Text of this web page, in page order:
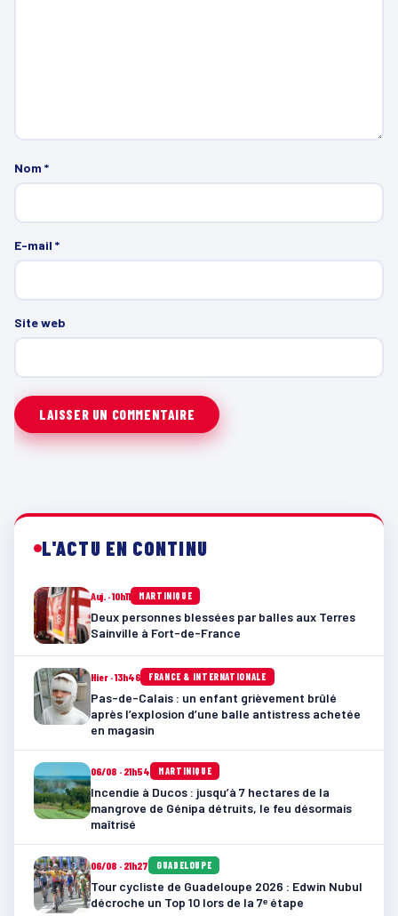
Nom *
E-mail *
Site web
L'ACTU EN CONTINU
Auj. · 10h11 MARTINIQUE
Deux personnes blessées par balles aux Terres
Sainville à Fort-de-France
Hier · 13h46 FRANCE & INTERNATIONALE
Pas-de-Calais : un enfant grièvement brûlé
après l’explosion d’une balle antistress achetée
en magasin
06/08 · 21h54 MARTINIQUE
Incendie à Ducos : jusqu’à 7 hectares de la
mangrove de Génipa détruits, le feu désormais
maîtrisé
06/08 · 21h27 GUADELOUPE
Tour cycliste de Guadeloupe 2026 : Edwin Nubul
décroche un Top 10 lors de la 7ᵉ étape